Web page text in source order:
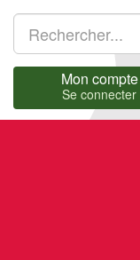
Mon compte
Se connecter